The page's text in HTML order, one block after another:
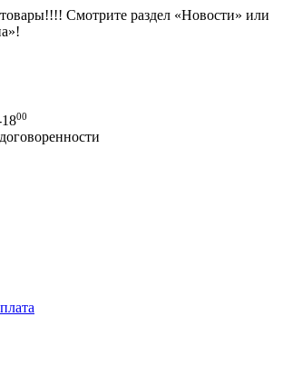
Смотрите раздел «Новости» или
00